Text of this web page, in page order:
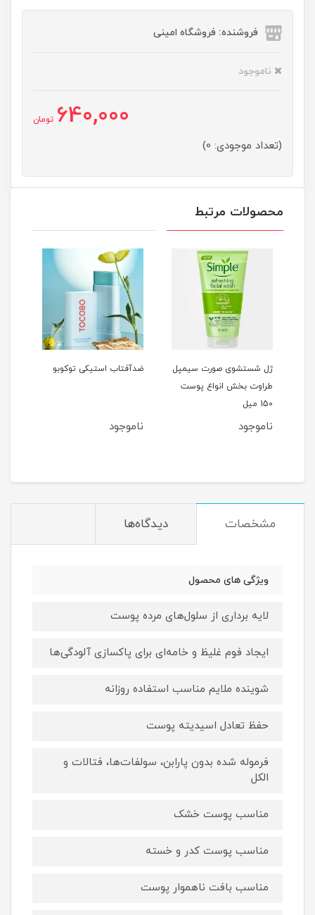
فروشنده: فروشگاه امینی
ناموجود
640,000 تومان
(تعداد موجودی: 0)
محصولات مرتبط
سیمپل
پوست
ضدآفتاب استیکی توکوبو
پک 5عددی کرم دست
مشخصات دیدگاه‌ها
ویژگی های محصول
لایه برداری از سلول‌های مرده پوست
ایجاد فوم غلیظ و خامه‌ای برای پاکسازی آلودگی‌ها
شوینده ملایم مناسب استفاده روزانه
حفظ تعادل اسیدیته پوست
فرموله شده بدون پارابن، سولفات‌ها، فتالات و
الکل
مناسب پوست خشک
مناسب پوست کدر و خسته
مناسب بافت ناهموار پوست